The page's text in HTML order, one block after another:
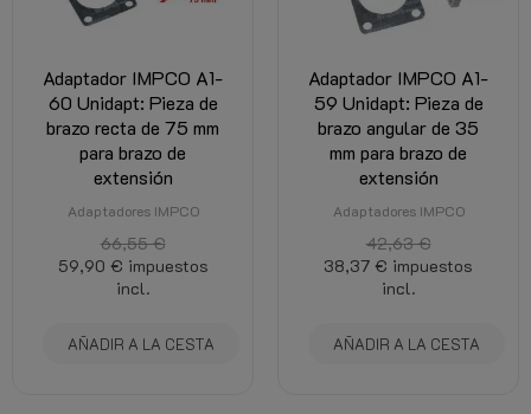
Adaptador IMPCO A1-
60 Unidapt: Pieza de
brazo recta de 75 mm
para brazo de
extensión
Adaptadores IMPCO
66,55 €
59,90 € impuestos
incl.
AÑADIR A LA CESTA
Adaptador IMPCO A1-
59 Unidapt: Pieza de
brazo angular de 35
mm para brazo de
extensión
Adaptadores IMPCO
42,63 €
38,37 € impuestos
incl.
AÑADIR A LA CESTA